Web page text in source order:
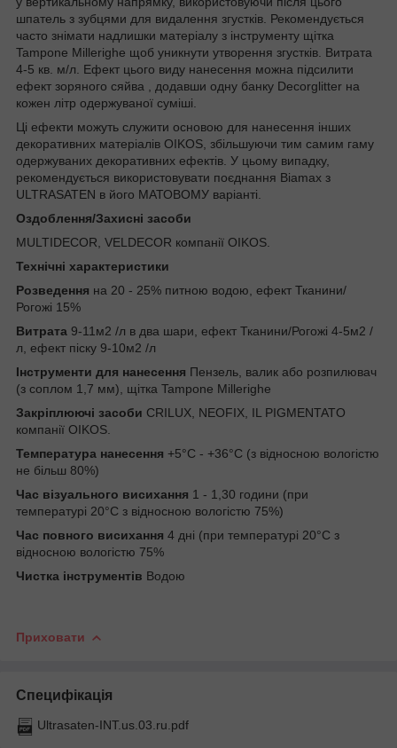
шпатель з зубцями для видалення згустків. Рекомендується
часто знімати надлишки матеріалу з інструменту щітка
Tampone Millerighe щоб уникнути утворення згустків. Витрата
4-5 кв. м/л. Ефект цього виду нанесення можна підсилити
ефект зоряного сяйва , додавши одну банку Decorglitter на
кожен літр одержуваної суміші.
Ці ефекти можуть служити основою для нанесення інших
декоративних матеріалів OIKOS, збільшуючи тим самим гаму
одержуваних декоративних ефектів. У цьому випадку,
рекомендується використовувати поєднання Biamax з
ULTRASATEN в його МАТОВОМУ варіанті.
Оздоблення/Захисні засоби
MULTIDECOR, VELDECOR компанії OIKOS.
Технічні характеристики
Розведення на 20 - 25% питною водою, ефект Тканини/
Рогожі 15%
Витрата 9-11м2 /л в два шари, ефект Тканини/Рогожі 4-5м2 /
л, ефект піску 9-10м2 /л
Інструменти для нанесення Пензель, валик або розпилювач
(з соплом 1,7 мм), щітка Tampone Millerighe
Закріплюючі засоби CRILUX, NEOFIX, IL PIGMENTATO
компанії OIKOS.
Температура нанесення +5°C - +36°C (з відносною вологістю
не більш 80%)
Час візуального висихання 1 - 1,30 години (при
температурі 20°C з відносною вологістю 75%)
Час повного висихання 4 дні (при температурі 20°C з
відносною вологістю 75%
Чистка інструментів Водою
Приховати
Специфікація
Ultrasaten-INT.us.03.ru.pdf